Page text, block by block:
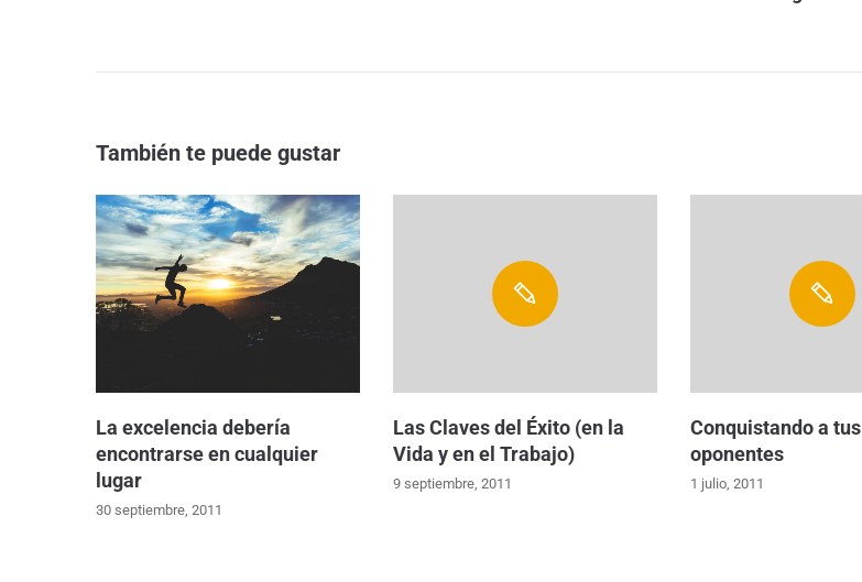
También te puede gustar
La excelencia debería
encontrarse en cualquier
lugar
30 septiembre, 2011
Las Claves del Éxito (en la
Vida y en el Trabajo)
9 septiembre, 2011
Conquistando a tus
oponentes
1 julio, 2011